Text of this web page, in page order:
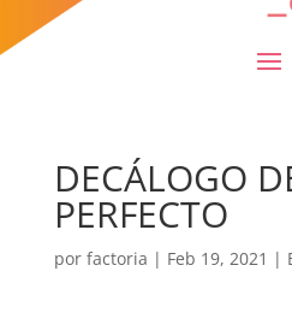
DECÁLOGO
PERFECTO
por factoria | Feb 19, 2021 |